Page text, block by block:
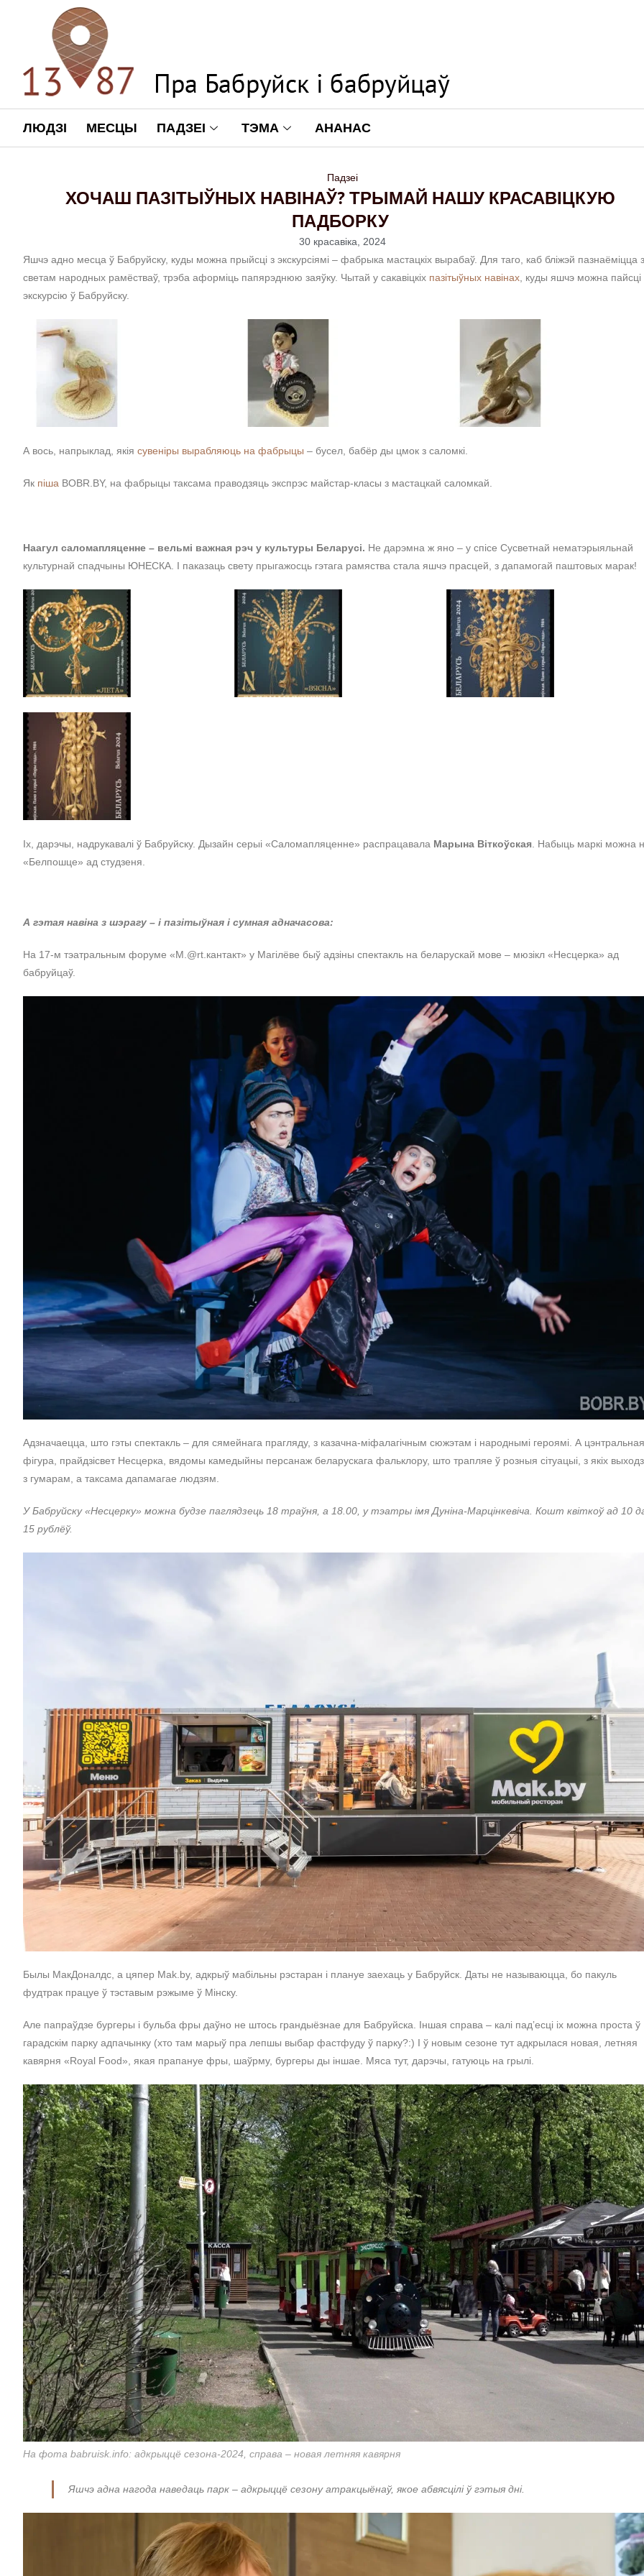
ЛЮДЗІ МЕСЦЫ ПАДЗЕІ ТЭМА АНАНАС
Падзеі
ХОЧАШ ПАЗІТЫЎНЫХ НАВІНАЎ? ТРЫМАЙ НАШУ КРАСАВІЦКУЮ
ПАДБОРКУ
30 красавіка, 2024
Яшчэ адно месца ў Бабруйску, куды можна прыйсці з экскурсіямі – фабрыка мастацкіх вырабаў. Для таго, каб бліжэй пазнаёміцца з
светам народных рамёстваў, трэба аформіць папярэднюю заяўку. Чытай у сакавіцкіх пазітыўных навінах , куды яшчэ можна пайсці
экскурсію ў Бабруйску.
А вось, напрыклад, якія сувеніры вырабляюць на фабрыцы – бусел, бабёр ды цмок з саломкі.
Як піша BOBR.BY, на фабрыцы таксама праводзяць экспрэс майстар-класы з мастацкай саломкай.
Наагул саломапляценне – вельмі важная рэч у культуры Беларусі. Не дарэмна ж яно – у спісе Сусветнай нематэрыяльнай
культурнай спадчыны ЮНЕСКА. І паказаць свету прыгажосць гэтага рамяства стала яшчэ прасцей, з дапамогай паштовых марак!
Іх, дарэчы, надрукавалі ў Бабруйску. Дызайн серыі «Саломапляценне» распрацавала Марына Віткоўская . Набыць маркі можна
«Белпошце» ад студзеня.
А гэтая навіна з шэрагу – і пазітыўная і сумная адначасова:
На 17-м тэатральным форуме «М.@rt.кантакт» у Магілёве быў адзіны спектакль на беларускай мове – мюзікл «Несцерка» ад
бабруйцаў.
Адзначаецца, што гэты спектакль – для сямейнага прагляду, з казачна-міфалагічным сюжэтам і народнымі героямі. А цэнтральная
фігура, прайдзісвет Несцерка, вядомы камедыйны персанаж беларускага фальклору, што трапляе ў розныя сітуацыі, з якіх
з гумарам, а таксама дапамагае людзям.
У Бабруйску «Несцерку» можна будзе паглядзець 18 траўня, а 18.00, у тэатры імя Дуніна-Марцінкевіча. Кошт квіткоў ад 10
15 рублёў.
Былы МакДоналдс, а цяпер Mak.by, адкрыў мабільны рэстаран і плануе заехаць у Бабруйск. Даты не называюцца, бо пакуль
фудтрак працуе ў тэставым рэжыме ў Мінску.
Але папраўдзе бургеры і бульба фры даўно не штось грандыёзнае для Бабруйска. Іншая справа – калі падʼесці іх можна проста ў
гарадскім парку адпачынку (хто там марыў пра лепшы выбар фастфуду ў парку?:) І ў новым сезоне тут адкрылася новая, летняя
кавярня «Royal Food», якая прапануе фры, шаўрму, бургеры ды іншае. Мяса тут, дарэчы, гатуюць на грылі.
На фота babruisk.info: адкрыццё сезона-2024, справа – новая летняя кавярня
Яшчэ адна нагода наведаць парк – адкрыццё сезону атракцыёнаў, якое абвясцілі ў гэтыя дні.